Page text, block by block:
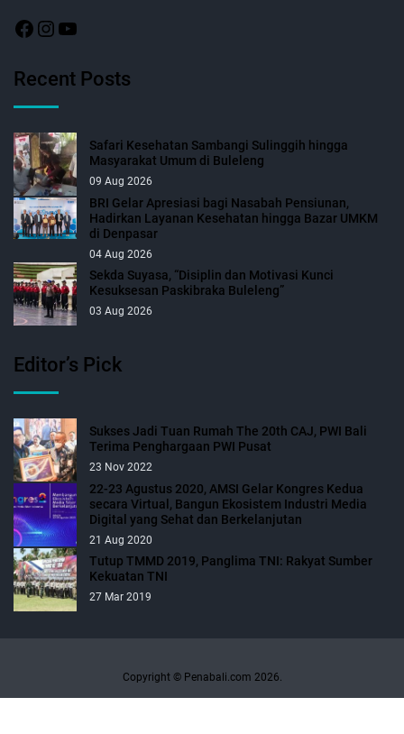
Recent Posts
Safari Kesehatan Sambangi Sulinggih hingga
Masyarakat Umum di Buleleng
09 Aug 2026
BRI Gelar Apresiasi bagi Nasabah Pensiunan,
Hadirkan Layanan Kesehatan hingga Bazar UMKM
di Denpasar
04 Aug 2026
Sekda Suyasa, “Disiplin dan Motivasi Kunci
Kesuksesan Paskibraka Buleleng”
03 Aug 2026
Editor’s Pick
Sukses Jadi Tuan Rumah The 20th CAJ, PWI Bali
Terima Penghargaan PWI Pusat
23 Nov 2022
22-23 Agustus 2020, AMSI Gelar Kongres Kedua
secara Virtual, Bangun Ekosistem Industri Media
Digital yang Sehat dan Berkelanjutan
21 Aug 2020
Tutup TMMD 2019, Panglima TNI: Rakyat Sumber
Kekuatan TNI
27 Mar 2019
Copyright © Penabali.com 2026.